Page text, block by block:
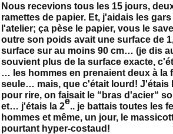
Nous recevions tous les 15 jours,
ramettes de papier. Et, j'aidais les
l'atelier; ça pèse le papier, vous le
outre son poids avait une surface de
surface sur au moins 90 cm… (je dis
souvient plus de la surface exacte,
… les hommes en prenaient deux à la
seule… mais, que c'était lourd!
pour rire, on faisait le “bras d'acier“
et… j'étais la 2e.. je battais toutes les
hommes et même, un jour, le
pourtant hyper-costaud!